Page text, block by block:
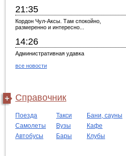
21:35
Кордон Чул-Аксы. Там спокойно,
размеренно и интересно...
14:26
Административная удавка
все новости
Справочник
Поезда Такси
Бани, сауны
Самолеты
Вузы
Кафе
Автобусы
Бары Клубы